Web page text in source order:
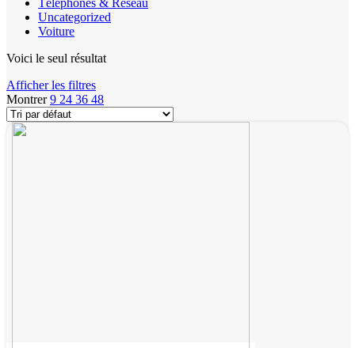
Téléphones & Reseau
Uncategorized
Voiture
Voici le seul résultat
Afficher les filtres
Montrer9 24 36 48